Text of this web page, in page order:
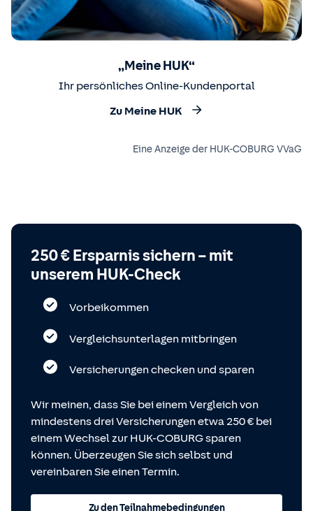
„Meine HUK“
Ihr persönliches Online-Kundenportal
Zu Meine HUK
Eine Anzeige der HUK-COBURG VVaG
250 € Ersparnis sichern – mit
unserem HUK-Check
Vorbeikommen
Vergleichsunterlagen mitbringen
Versicherungen checken und sparen
Wir meinen, dass Sie bei einem Vergleich von
mindestens drei Versicherungen etwa 250 € bei
einem Wechsel zur HUK-COBURG sparen
können. Überzeugen Sie sich selbst und
vereinbaren Sie einen Termin.
Zu den Teilnahmebedingungen